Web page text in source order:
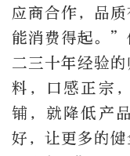
应商合作，品
能消费得起。”
二三十年经验
料，口感正宗
铺，就降低产
好，让更多的